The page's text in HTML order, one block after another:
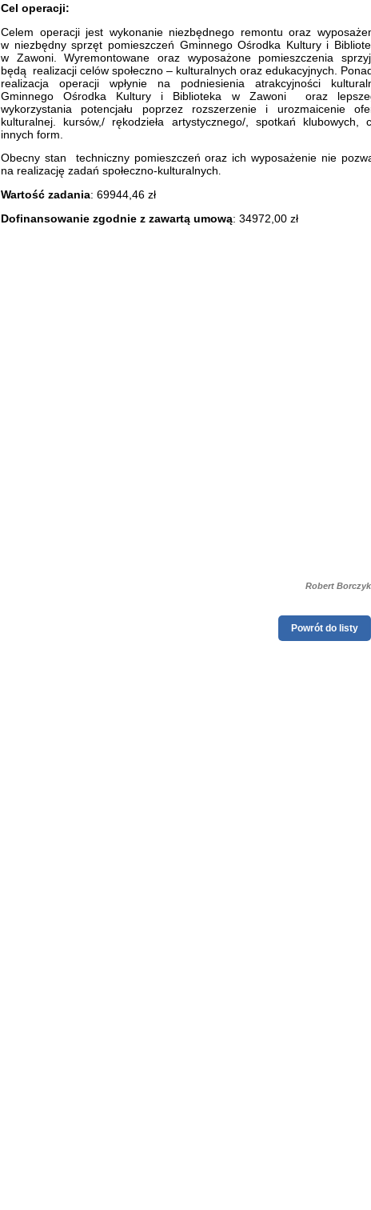
Cel operacji:
Celem operacji jest wykonanie niezbędnego remontu oraz
w niezbędny sprzęt pomieszczeń Gminnego Ośrodka Kultury i
w Zawoni. Wyremontowane oraz wyposażone pomieszczenia
będą
realizacji celów społeczno – kulturalnych oraz edukacyjnych.
realizacja operacji wpłynie na podniesienia atrakcyjności
Gminnego Ośrodka Kultury i Biblioteka w Zawoni
oraz
wykorzystania potencjału poprzez rozszerzenie i urozmaicenie
kulturalnej. kursów,/ rękodzieła artystycznego/, spotkań klubowych,
innych form.
Obecny stan
techniczny pomieszczeń oraz ich wyposażenie nie
na realizację zadań społeczno-kulturalnych.
Wartość zadania: 69944,46 zł
Dofinansowanie zgodnie z zawartą umową: 34972,00 zł
Robert Borczyk
Powrót do listy